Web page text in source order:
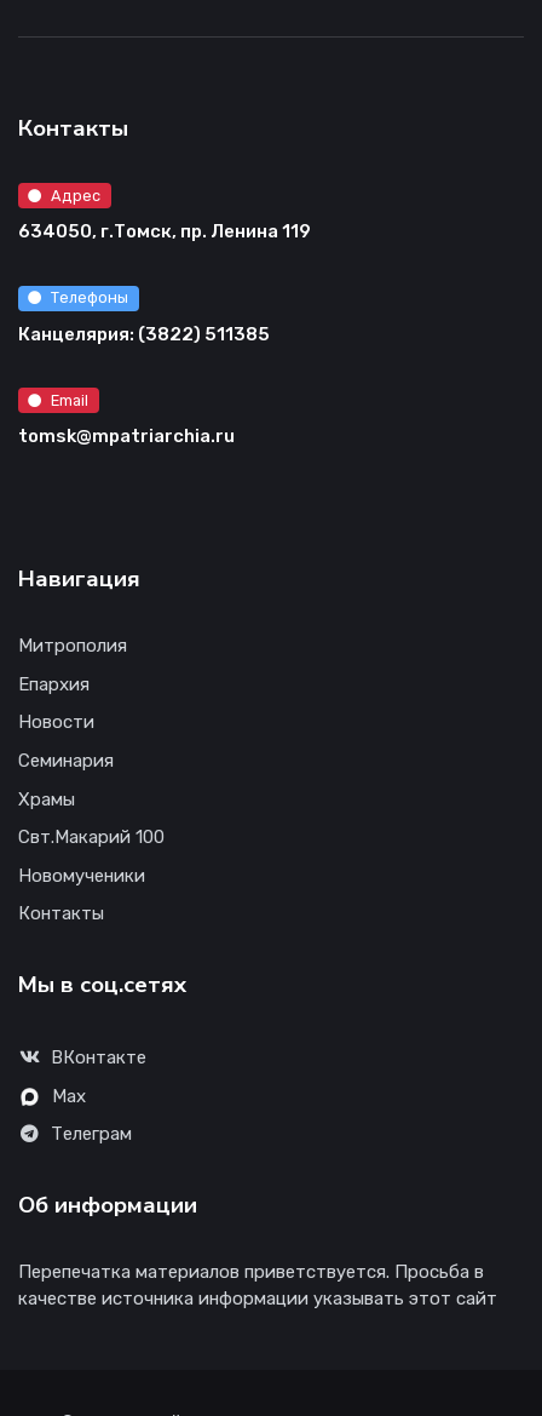
Контакты
Адрес
634050, г.Томск, пр. Ленина 119
Телефоны
Канцелярия: (3822) 511385
Email
tomsk@mpatriarchia.ru
Навигация
Митрополия
Епархия
Новости
Семинария
Храмы
Свт.Макарий 100
Новомученики
Контакты
Мы в соц.сетях
ВКонтакте
Max
Телеграм
Об информации
Перепечатка материалов приветствуется. Просьба в
качестве источника информации указывать этот сайт